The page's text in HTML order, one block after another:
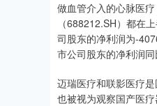
做血管介入的心脉医
（688212.SH）都在
司股东的净利润为-
市公司股东的净利润同
迈瑞医疗和联影医疗
也被视为观察国产医
1.02% 深证成